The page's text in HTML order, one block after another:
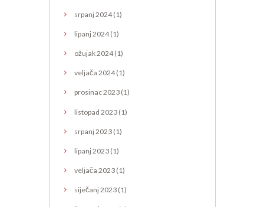
srpanj2024(1)
lipanj2024(1)
ožujak2024(1)
veljača 2024(1)
prosinac2023(1)
listopad 2023(1)
srpanj2023(1)
lipanj2023(1)
veljača 2023(1)
siječanj2023(1)